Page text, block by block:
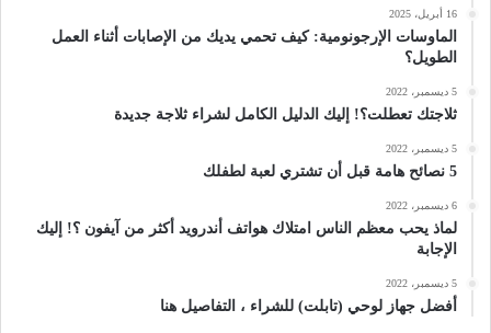
16 أبريل، 2025
الماوسات الإرجونومية: كيف تحمي يديك من الإصابات أثناء العمل
الطويل؟
5 ديسمبر، 2022
ثلاجتك تعطلت؟! إليك الدليل الكامل لشراء ثلاجة جديدة
5 ديسمبر، 2022
5 نصائح هامة قبل أن تشتري لعبة لطفلك
6 ديسمبر، 2022
لماذ يحب معظم الناس امتلاك هواتف أندرويد أكثر من آيفون ؟! إليك
الإجابة
5 ديسمبر، 2022
أفضل جهاز لوحي (تابلت) للشراء ، التفاصيل هنا